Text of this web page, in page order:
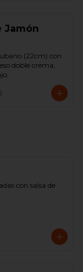
Jamón
(22cm) con
doble crema,
con salsa de